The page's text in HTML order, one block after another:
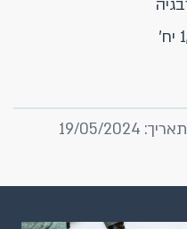
05/2024